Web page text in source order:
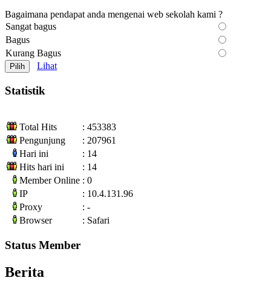
Bagaimana pendapat anda mengenai web sekolah kami ?
Sangat bagus
Bagus
Kurang Bagus
Lihat
Statistik
Total Hits
: 453383
Pengunjung
: 207961
Hari ini
: 14
Hits hari ini
: 14
Member Online : 0
IP
: 10.4.131.96
Proxy
: -
Browser
: Safari
Status Member
Berita